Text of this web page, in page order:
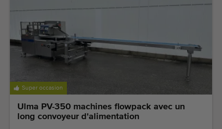
Super occasion
Ulma PV-350 machines flowpack avec un
long convoyeur d'alimentation